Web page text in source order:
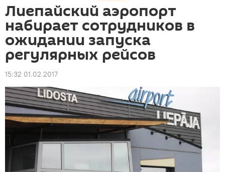
Лиепайский аэропорт
набирает сотрудников в
ожидании запуска
регулярных рейсов
15:32 01.02.2017